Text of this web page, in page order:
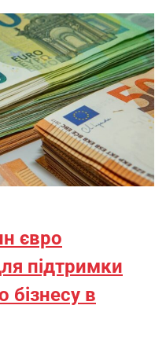
євро
підтримки
бізнесу в